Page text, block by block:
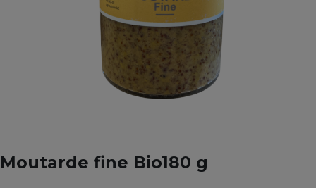
Moutarde fine Bio180 g